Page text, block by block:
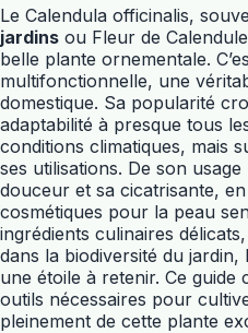
Le Calendula officinalis,
jardins ou Fleur de
belle plante ornementale.
multifonctionnelle, une
domestique. Sa popularité
adaptabilité à presque tous
conditions climatiques, mais
ses utilisations. De son
douceur et sa cicatrisante,
cosmétiques pour la peau
ingrédients culinaires
dans la biodiversité du jardin,
une étoile à retenir. Ce
outils nécessaires pour
pleinement de cette plante